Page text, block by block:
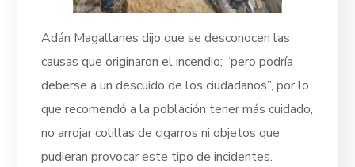
Adán Magallanes dijo que se desconocen las
causas que originaron el incendio; “pero podría
deberse a un descuido de los ciudadanos”, por lo
que recomendó a la población tener más cuidado,
no arrojar colillas de cigarros ni objetos que
pudieran provocar este tipo de incidentes.